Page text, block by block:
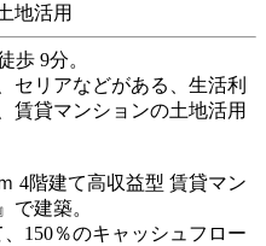
地活用
歩 9分。
セリアなどがある、生活利
賃貸マンションの土地活用
4階建て高収益型 賃貸マン
で建築。
150％のキャッシュフロー